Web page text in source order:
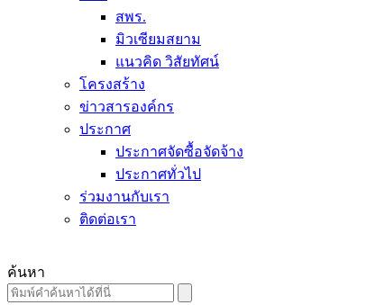
สพร.
มิวเซียมสยาม
แนวคิด วิสัยทัศน์
โครงสร้าง
ข่าวสารองค์กร
ประกาศ
ประกาศจัดซื้อจัดจ้าง
ประกาศทั่วไป
ร่วมงานกับเรา
ติดต่อเรา
ค้นหา